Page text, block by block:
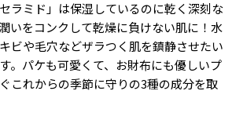
ラミド」は保湿しているのに乾く深刻な
いをコンクして乾燥に負けない肌に！水
ビや毛穴などザラつく肌を鎮静させたい
。パケも可愛くて、お財布にも優しいプ
これからの季節に守りの3種の成分を取